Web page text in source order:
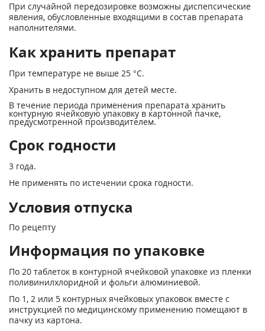
При случайной передозировке возможны диспепсические
явления, обусловленные входящими в состав препарата
наполнителями.
Как хранить препарат
При температуре не выше 25 °С.
Хранить в недоступном для детей месте.
В течение периода применения препарата хранить
контурную ячейковую упаковку в картонной пачке,
предусмотренной производителем.
Срок годности
3 года.
Не применять по истечении срока годности.
Условия отпуска
По рецепту
Информация по упаковке
По 20 таблеток в контурной ячейковой упаковке из пленки
поливинилхлоридной и фольги алюминиевой.
По 1, 2 или 5 контурных ячейковых упаковок вместе с
инструкцией по медицинскому применению помещают в
пачку из картона.